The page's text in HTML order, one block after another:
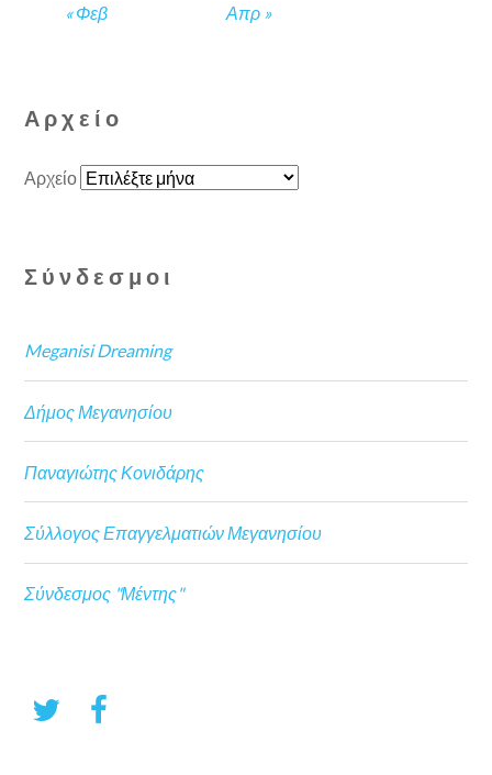
« Φεβ Απρ »
Αρχείο
Αρχείο
Σύνδεσμοι
Meganisi Dreaming
Δήμος Μεγανησίου
Παναγιώτης Κονιδάρης
Σύλλογος Επαγγελματιών Μεγανησίου
Σύνδεσμος "Μέντης"